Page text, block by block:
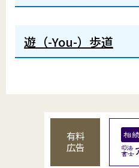
遊（-You-）歩道
有料
広告